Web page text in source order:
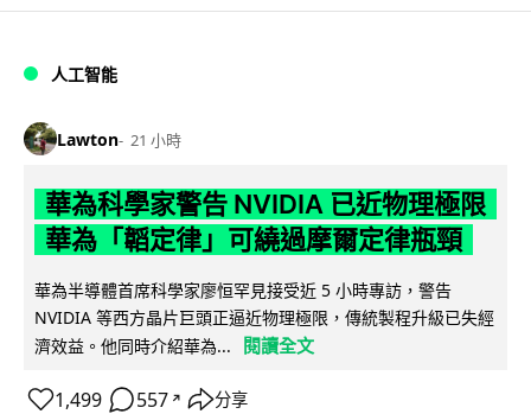
人工智能
Lawton 21 小時
華為科學家警告 NVIDIA 已近物理極限
華為「韜定律」可繞過摩爾定律瓶頸
華為半導體首席科學家廖恒罕見接受近 5 小時專訪，警告
NVIDIA 等西方晶片巨頭正逼近物理極限，傳統製程升級已失經
濟效益。他同時介紹華為...
閱讀全文
1,499 557 ↗ 分享